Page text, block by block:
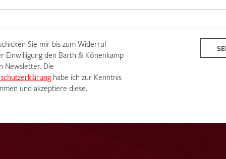
Sie mir bis zum Widerruf
Einwilligung den Barth & Könenkamp
Newsletter. Die
habe ich zur Kenntnis
und akzeptiere diese.